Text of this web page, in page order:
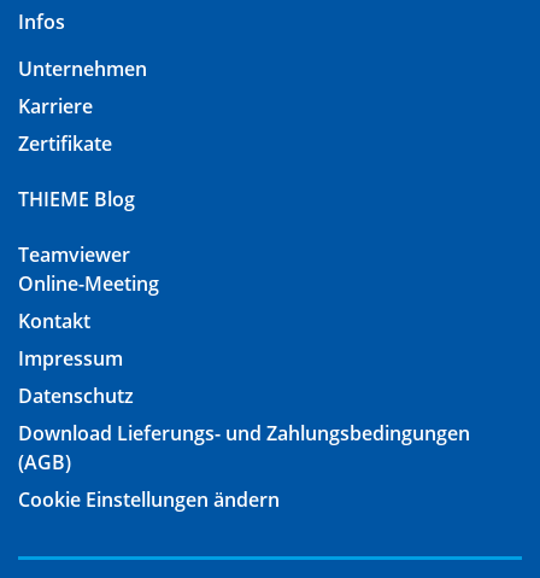
Infos
Unternehmen
Karriere
Zertifikate
THIEME Blog
Teamviewer
Online-Meeting
Kontakt
Impressum
Datenschutz
Download Lieferungs- und Zahlungsbedingungen
(AGB)
Cookie Einstellungen ändern